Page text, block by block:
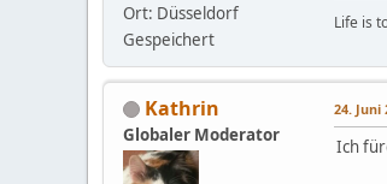
Ort: Düsseldorf
Gespeichert
Life is
Kathrin
Globaler Moderator
24. Juni
Ich